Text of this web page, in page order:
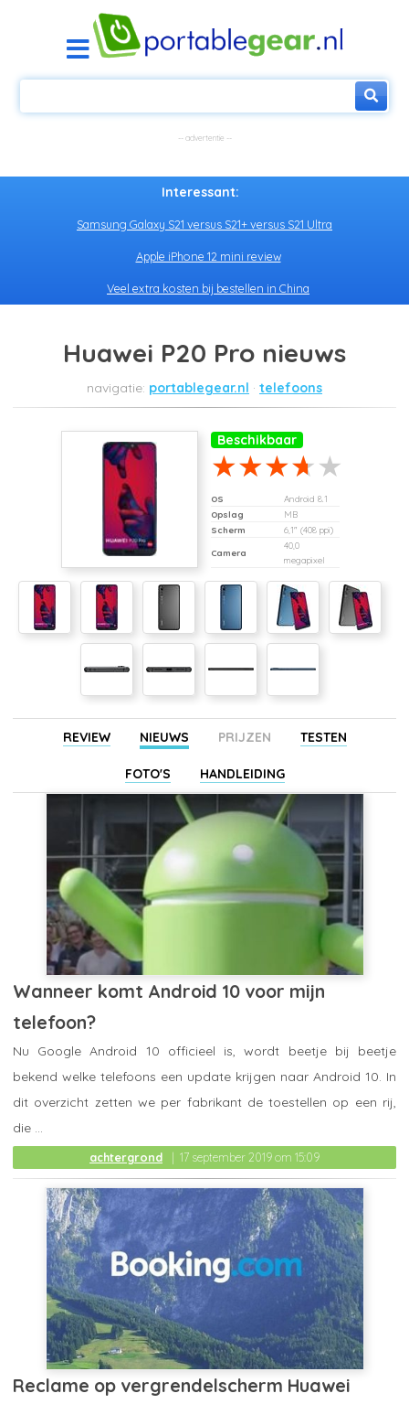
Interessant:
Samsung Galaxy S21 versus S21+ versus S21 Ultra
Apple iPhone 12 mini review
Veel extra kosten bij bestellen in China
Huawei P20 Pro nieuws
portablegear.nl telefoons
Beschikbaar
OS
Android 8.1
Opslag
MB
Scherm
6,1" (408 ppi)
Camera
40,0
megapixel
REVIEW NIEUWS PRIJZEN TESTEN
FOTO'S HANDLEIDING
Wanneer komt Android 10 voor mijn
telefoon?
achtergrond 17 september 2019 om 15:09
Nu Google Android 10 officieel is, wordt beetje bij beetje
bekend welke telefoons een update krijgen naar Android 10. In
dit overzicht zetten we per fabrikant de toestellen op een rij,
die ...
Reclame op vergrendelscherm Huawei